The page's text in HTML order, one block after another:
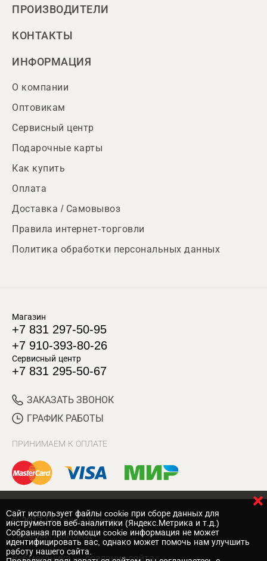
ПРОИЗВОДИТЕЛИ
КОНТАКТЫ
ИНФОРМАЦИЯ
О компании
Оптовикам
Сервисный центр
Подарочные карты
Как купить
Оплата
Доставка / Самовывоз
Правила интернет-торговли
Политика обработки персональных данных
Магазин
+7 831 297-50-95
+7 910-393-80-26
Сервисный центр
+7 831 295-50-67
ЗАКАЗАТЬ ЗВОНОК
ГРАФИК РАБОТЫ
ПРИНИМАЕМ К ОПЛАТЕ
© 2017 Магазин Хозяин
Нижний Новгород
Вебмеханика — создание сайта
Cайт использует файлы cookie при сборе данных для
инструментов веб-аналитики (Яндекс.Метрика и т.д.)
Собранная при помощи cookie информация не может
идентифицировать вас, однако может помочь нам улучшить
работу нашего сайта.